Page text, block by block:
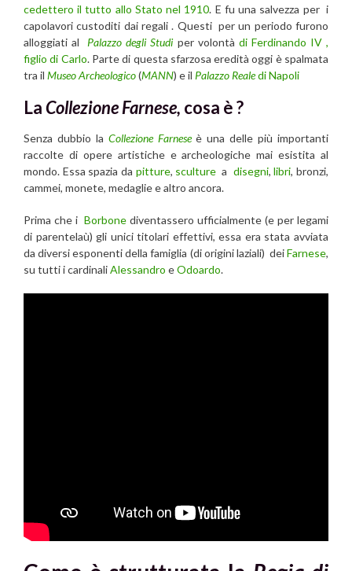
cedettero il tutto allo Stato nel 1910. E fu una salvezza per i
capolavori custoditi dai regali . Questi per un periodo furono
alloggiati al Palazzo degli Studi per volontà di Ferdinando IV ,
figlio di Carlo. Parte di questa sfarzosa eredità oggi è spalmata
tra il Museo Archeologico(MANN) e il Palazzo Realedi Napoli
LaCollezione Farnese, cosa è ?
Senza dubbio la Collezione Farneseè una delle più importanti
raccolte di opere artistiche e archeologiche mai esistita al
mondo. Essa spazia da pitture, sculture a disegni,libri, bronzi,
cammei, monete, medaglie e altro ancora.
Prima che i Borbone diventassero ufficialmente (e per legami
di parentelaù) gli unici titolari effettivi, essa era stata avviata
da diversi esponenti della famiglia (di origini laziali) deiFarnese,
su tutti i cardinaliAlessandro eOdoardo.